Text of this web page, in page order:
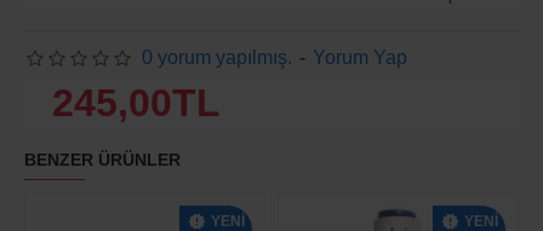
0 yorum yapılmış. - Yorum Yap
245,00TL
BENZER ÜRÜNLER
YENI YENI